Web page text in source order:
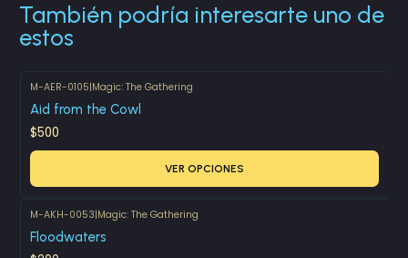
También podría interesarte uno de
estos
M-AER-0105|Magic: The Gathering
Aid from the Cowl
$500
VER OPCIONES
M-AKH-0053|Magic: The Gathering
Floodwaters